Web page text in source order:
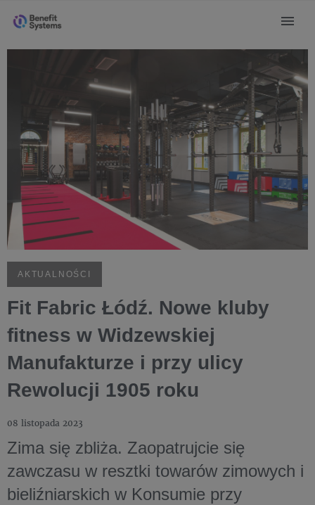
AKTUALNOŚCI
Fit Fabric Łódź. Nowe kluby
fitness w Widzewskiej
Manufakturze i przy ulicy
Rewolucji 1905 roku
08 listopada 2023
Zima się zbliża. Zaopatrujcie się
zawczasu w resztki towarów zimowych i
bieliźniarskich w Konsumie przy